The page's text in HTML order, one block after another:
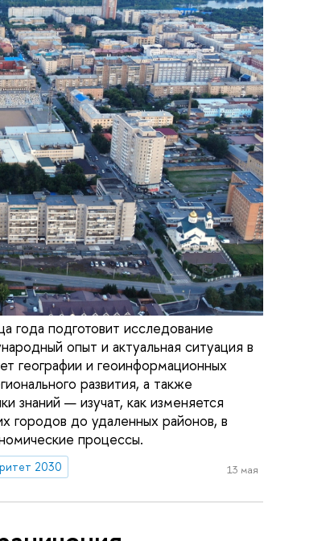
подготовит исследование
опыт и актуальная ситуация в
географии и геоинформационных
развития, а также
знаний — изучат, как изменяется
городов до удаленных районов, в
процессы.
2030 13 мая